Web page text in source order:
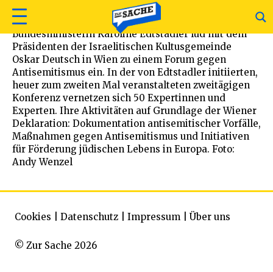
Bundesministerin Karoline Edtstadler lud mit dem
Präsidenten der Israelitischen Kultusgemeinde
Oskar Deutsch in Wien zu einem Forum gegen
Antisemitismus ein. In der von Edtstadler initiierten,
heuer zum zweiten Mal veranstalteten zweitägigen
Konferenz vernetzen sich 50 Expertinnen und
Experten. Ihre Aktivitäten auf Grundlage der Wiener
Deklaration: Dokumentation antisemitischer Vorfälle,
Maßnahmen gegen Antisemitismus und Initiativen
für Förderung jüdischen Lebens in Europa. Foto:
Andy Wenzel
© Zur Sache 2026
Cookies Datenschutz Impressum Über uns